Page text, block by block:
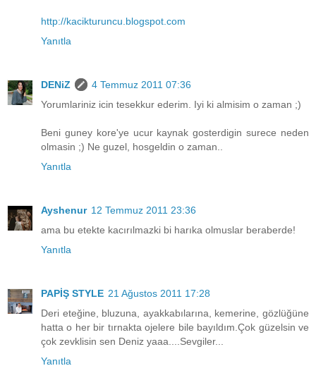
http://kacikturuncu.blogspot.com
Yanıtla
DENiZ
4 Temmuz 2011 07:36
Yorumlariniz icin tesekkur ederim. Iyi ki almisim o zaman ;)
Beni guney kore'ye ucur kaynak gosterdigin surece neden
olmasin ;) Ne guzel, hosgeldin o zaman..
Yanıtla
Ayshenur 12 Temmuz 2011 23:36
ama bu etekte kacırılmazki bi harıka olmuslar beraberde!
Yanıtla
PAPİŞ STYLE 21 Ağustos 2011 17:28
Deri eteğine, bluzuna, ayakkabılarına, kemerine, gözlüğüne
hatta o her bir tırnakta ojelere bile bayıldım.Çok güzelsin ve
çok zevklisin sen Deniz yaaa....Sevgiler...
Yanıtla